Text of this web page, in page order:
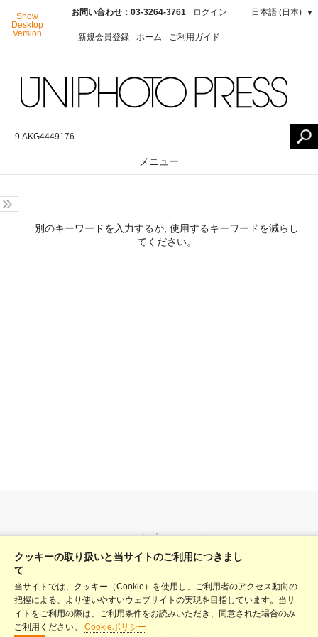
Show
Desktop
Version
お問い合わせ：03-3264-3761 ログイン
新規会員登録 ホーム ご利用ガイド
日本語 (日本) ▼
メニュー
別のキーワードを入力するか, 使用するキーワードを減らし
てください。
ユニフォトプレスについて
料金表
ヘルプ
利用規約
クッキーの取り扱いと当サイトのご利用につきまし
て
当サイトでは、クッキー（Cookie）を使用し、ご利用者のアクセス動向の
把握による、より使いやすいウェブサイトの実現を目指しています。当サ
イトをご利用の際は、ご利用条件をお読みいただき、同意された場合のみ
ご利用ください。 Cookieポリシー